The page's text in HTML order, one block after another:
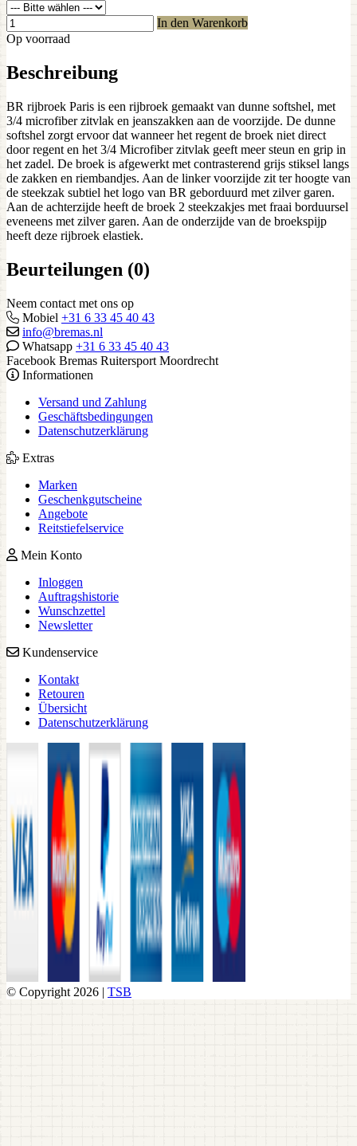
In den Warenkorb
Op voorraad
Beschreibung
BR rijbroek Paris is een rijbroek gemaakt van dunne softshel, met
3/4 microfiber zitvlak en jeanszakken aan de voorzijde. De dunne
softshel zorgt ervoor dat wanneer het regent de broek niet direct
door regent en het 3/4 Microfiber zitvlak geeft meer steun en grip in
het zadel. De broek is afgewerkt met contrasterend grijs stiksel langs
de zakken en riembandjes. Aan de linker voorzijde zit ter hoogte van
de steekzak subtiel het logo van BR geborduurd met zilver garen.
Aan de achterzijde heeft de broek 2 steekzakjes met fraai borduursel
eveneens met zilver garen. Aan de onderzijde van de broekspijp
heeft deze rijbroek elastiek.
Beurteilungen (0)
Neem contact met ons op
Mobiel +31 6 33 45 40 43
info@bremas.nl
Whatsapp +31 6 33 45 40 43
Facebook Bremas Ruitersport Moordrecht
Informationen
Versand und Zahlung
Geschäftsbedingungen
Datenschutzerklärung
Extras
Marken
Geschenkgutscheine
Angebote
Reitstiefelservice
Mein Konto
Inloggen
Auftragshistorie
Wunschzettel
Newsletter
Kundenservice
Kontakt
Retouren
Übersicht
Datenschutzerklärung
© Copyright 2026 | TSB